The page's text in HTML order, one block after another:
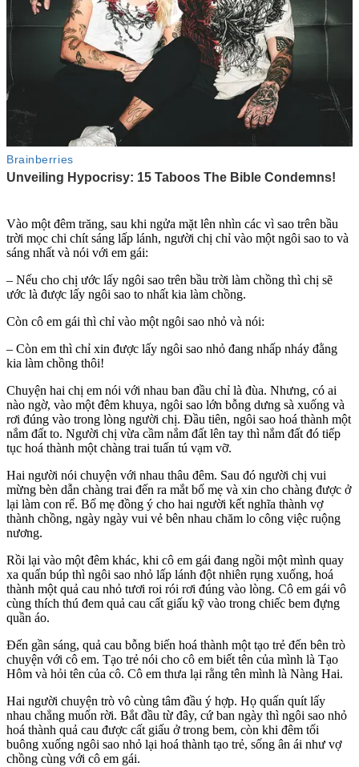
Vào một đêm trăng, sau khi ngửa mặt lên nhìn các vì sao trên bầu
trời mọc chi chít sáng lấp lánh, người chị chỉ vào một ngôi sao to và
sáng nhất và nói với em gái:
– Nếu cho chị ước lấy ngôi sao trên bầu trời làm chồng thì chị sẽ
ước là được lấy ngôi sao to nhất kia làm chồng.
Còn cô em gái thì chỉ vào một ngôi sao nhỏ và nói:
– Còn em thì chỉ xin được lấy ngôi sao nhỏ đang nhấp nháy đằng
kia làm chồng thôi!
Chuyện hai chị em nói với nhau ban đầu chỉ là đùa. Nhưng, có ai
nào ngờ, vào một đêm khuya, ngôi sao lớn bỗng dưng sà xuống và
rơi đúng vào trong lòng người chị. Đầu tiên, ngôi sao hoá thành một
nắm đất to. Người chị vừa cầm nắm đất lên tay thì nắm đất đó tiếp
tục hoá thành một chàng trai tuấn tú vạm vỡ.
Hai người nói chuyện với nhau thâu đêm. Sau đó người chị vui
mừng bèn dẫn chàng trai đến ra mắt bố mẹ và xin cho chàng được ở
lại làm con rể. Bố mẹ đồng ý cho hai người kết nghĩa thành vợ
thành chồng, ngày ngày vui vẻ bên nhau chăm lo công việc ruộng
nương.
Rồi lại vào một đêm khác, khi cô em gái đang ngồi một mình quay
xa quấn búp thì ngôi sao nhỏ lấp lánh đột nhiên rụng xuống, hoá
thành một quả cau nhỏ tươi roi rói rơi đúng vào lòng. Cô em gái vô
cùng thích thú đem quả cau cất giấu kỹ vào trong chiếc bem đựng
quần áo.
Đến gần sáng, quả cau bỗng biến hoá thành một tạo trẻ đến bên trò
chuyện với cô em. Tạo trẻ nói cho cô em biết tên của mình là Tạo
Hôm và hỏi tên của cô. Cô em thưa lại rằng tên mình là Nàng Hai.
Hai người chuyện trò vô cùng tâm đầu ý hợp. Họ quấn quít lấy
nhau chẳng muốn rời. Bắt đầu từ đây, cứ ban ngày thì ngôi sao nhỏ
hoá thành quả cau được cất giấu ở trong bem, còn khi đêm tối
buông xuống ngôi sao nhỏ lại hoá thành tạo trẻ, sống â‌ּn á‌ּi như vợ
chồng cùng với cô em gái.